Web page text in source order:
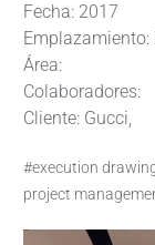
Fecha: 2017
Área:
Colaboradores:
Cliente: Gucci,
#execution
project